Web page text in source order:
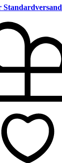
Standardversand